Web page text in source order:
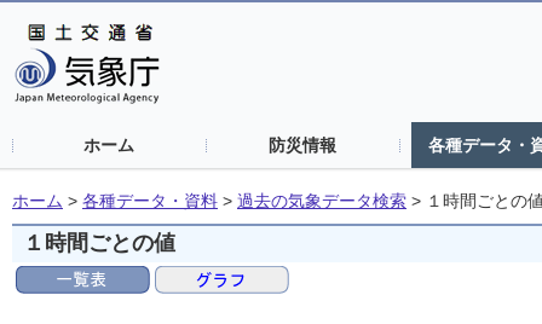
ホーム 防災情報 各種データ・
ホーム > 各種データ・資料 > 過去の気象データ検索 > １時間ごとの
１時間ごとの値